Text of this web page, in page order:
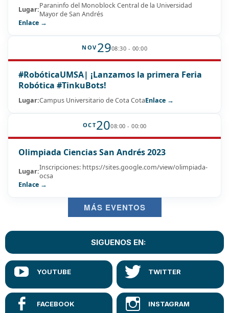
Lugar:Paraninfo del Monoblock Central de la Universidad
Mayor de San Andrés
Enlace →
NOV 2908:30 - 00:00
#RobóticaUMSA| ¡Lanzamos la primera Feria
Robótica #TinkuBots!
Lugar:Campus Universitario de Cota CotaEnlace →
OCT2008:00 - 00:00
Olimpiada Ciencias San Andrés 2023
Lugar:Inscripciones: https://sites.google.com/view/olimpiada-
ocsa
Enlace →
MÁS EVENTOS
SIGUENOS EN: